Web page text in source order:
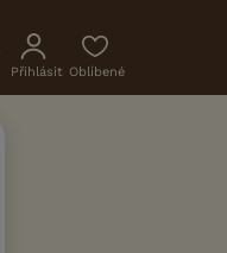
Přihlásit Oblíbené